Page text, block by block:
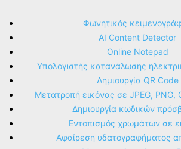
Φωνητικός
AI Content Detector
Online Notepad
Υπολογιστής κατανάλωσης
Δημιουργία QR Code
Μετατροπή εικόνας σε JPEG, PNG,
Δημιουργία κωδικών
Εντοπισμός χρωμάτων σε
Αφαίρεση υδατογραφήματος